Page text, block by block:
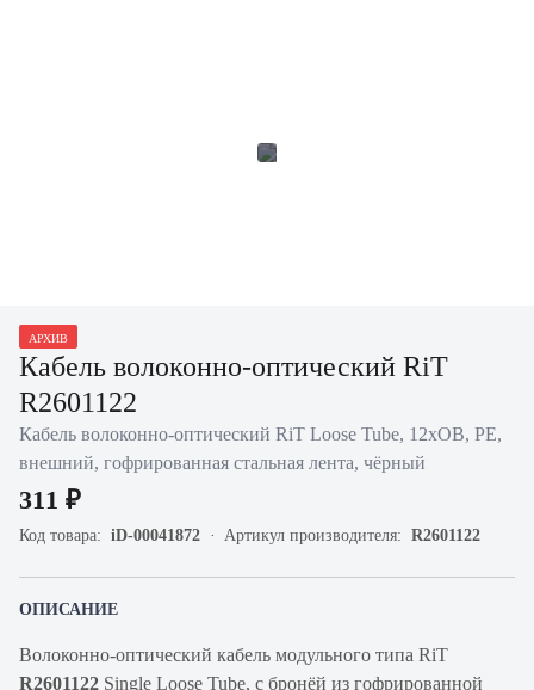
АРХИВ
Кабель волоконно-оптический RiT
R2601122
Кабель волоконно-оптический RiT Loose Tube, 12хОВ, PE,
внешний, гофрированная стальная лента, чёрный
311 ₽
Код товара: iD-00041872 Артикул производителя: R2601122
ОПИСАНИЕ
Волоконно-оптический кабель модульного типа RiT
R2601122 Single Loose Tube, с бронёй из гофрированной